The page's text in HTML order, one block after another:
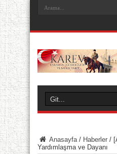
Anasayfa / Haberler /
Yardımlaşma ve Dayanı